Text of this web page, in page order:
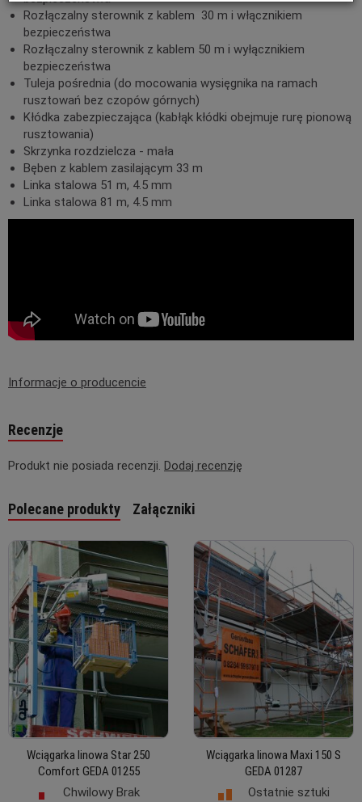
Rozłączalny sterownik z kablem 30 m i włącznikiem
bezpieczeństwa
Rozłączalny sterownik z kablem 50 m i wyłącznikiem
bezpieczeństwa
Tuleja pośrednia (do mocowania wysięgnika na ramach
rusztowań bez czopów górnych)
Kłódka zabezpieczająca (kabłąk kłódki obejmuje rurę pionową
rusztowania)
Skrzynka rozdzielcza - mała
Bęben z kablem zasilającym 33 m
Linka stalowa 51 m, 4.5 mm
Linka stalowa 81 m, 4.5 mm
Informacje o producencie
Recenzje
Produkt nie posiada recenzji. Dodaj recenzję
Polecane produkty Załączniki
Wciągarka linowa Star 250
Comfort GEDA 01255
Chwilowy Brak
Wciągarka linowa Maxi 150 S
GEDA 01287
Ostatnie sztuki